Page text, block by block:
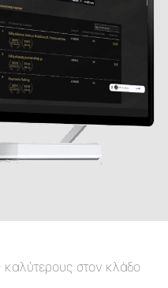
καλύτερους στον κλάδο